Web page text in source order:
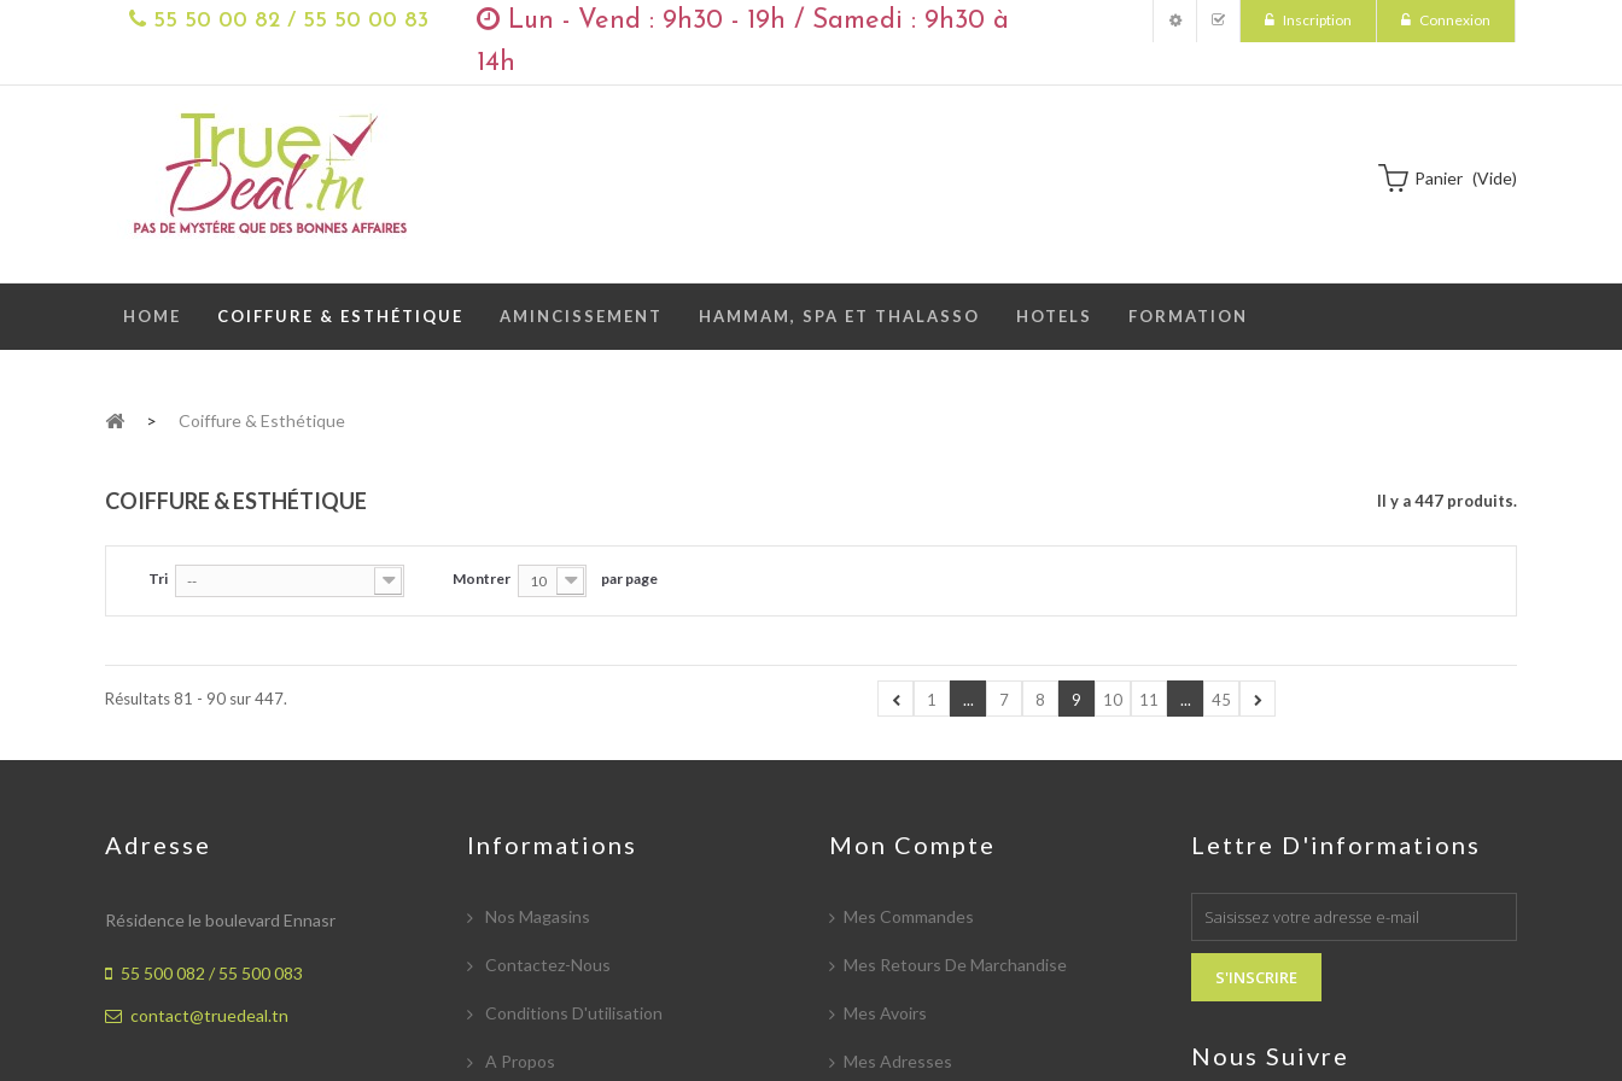
55 50 00 82 / 55 50 00 83
Lun - Vend : 9h30 - 19h / Samedi : 9h30 à
14h
Inscription Connexion
Panier (vide)
HOME COIFFURE & ESTHÉTIQUE AMINCISSEMENT HAMMAM, SPA ET THALASSO HOTELS FORMATION
> Coiffure & Esthétique
COIFFURE & ESTHÉTIQUE Il y a 447 produits.
Tri -- Montrer 10 par page
1 ... 7 8 9 10 11 ... 45
Résultats 81 - 90 sur 447.
Adresse
Résidence le boulevard Ennasr
55 500 082 / 55 500 083
contact@truedeal.tn
Informations
Nos Magasins
Contactez-Nous
Conditions D'utilisation
A Propos
Mon Compte
Mes Commandes
Mes Retours De Marchandise
Mes Avoirs
Mes Adresses
Lettre D'informations
S'INSCRIRE
Nous Suivre